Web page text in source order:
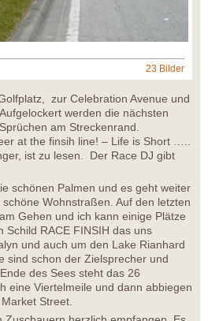
23 Bilder
zur Celebration Avenue und
werden die nächsten
am Streckenrand.
at the finsih line! – Life is Short …..
ist zu lesen. Der Race DJ gibt
schönen Palmen und es geht weiter
Wohnstraßen. Auf den letzten
Gehen und ich kann einige Plätze
RACE FINSIH das uns
und auch um den Lake Rianhard
sind schon der Zielsprecher und
des Sees steht das 26
eine Viertelmeile und dann abbiegen
Street.